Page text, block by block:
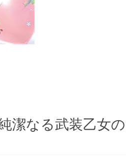
潔なる武装乙女